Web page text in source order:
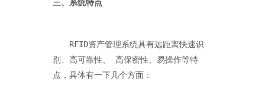
三、系统特点
RFID资产管理系统具有远距离快速识
别、高可靠性、 高保密性、易操作等特
点，具体有一下几个方面：